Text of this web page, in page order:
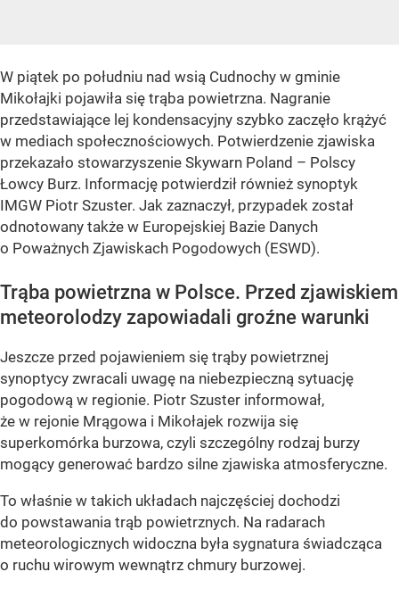
W piątek po południu nad wsią Cudnochy w gminie
Mikołajki pojawiła się trąba powietrzna. Nagranie
przedstawiające lej kondensacyjny szybko zaczęło krążyć
w mediach społecznościowych. Potwierdzenie zjawiska
przekazało stowarzyszenie Skywarn Poland – Polscy
Łowcy Burz. Informację potwierdził również synoptyk
IMGW Piotr Szuster. Jak zaznaczył, przypadek został
odnotowany także w Europejskiej Bazie Danych
o Poważnych Zjawiskach Pogodowych (ESWD).
Trąba powietrzna w Polsce. Przed zjawiskiem
meteorolodzy zapowiadali groźne warunki
Jeszcze przed pojawieniem się trąby powietrznej
synoptycy zwracali uwagę na niebezpieczną sytuację
pogodową w regionie. Piotr Szuster informował,
że w rejonie Mrągowa i Mikołajek rozwija się
superkomórka burzowa, czyli szczególny rodzaj burzy
mogący generować bardzo silne zjawiska atmosferyczne.
To właśnie w takich układach najczęściej dochodzi
do powstawania trąb powietrznych. Na radarach
meteorologicznych widoczna była sygnatura świadcząca
o ruchu wirowym wewnątrz chmury burzowej.